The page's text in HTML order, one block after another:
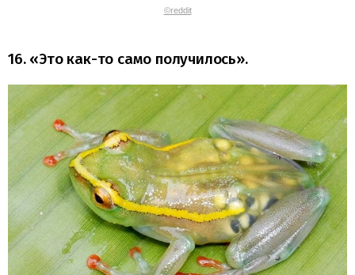
©reddit
16. «Это как-то само получилось».